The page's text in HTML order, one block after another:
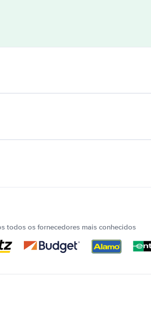
todos os fornecedores mais conhecidos